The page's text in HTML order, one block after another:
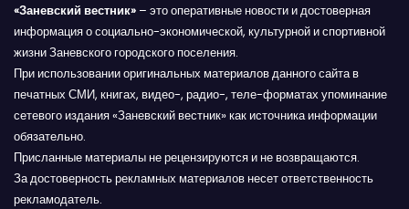
«Заневский вестник» – это оперативные новости и достоверная
информация о социально-экономической, культурной и спортивной
жизни Заневского городского поселения.
При использовании оригинальных материалов данного сайта в
печатных СМИ, книгах, видео-, радио-, теле-форматах упоминание
сетевого издания «Заневский вестник» как источника информации
обязательно.
Присланные материалы не рецензируются и не возвращаются.
За достоверность рекламных материалов несет ответственность
рекламодатель.